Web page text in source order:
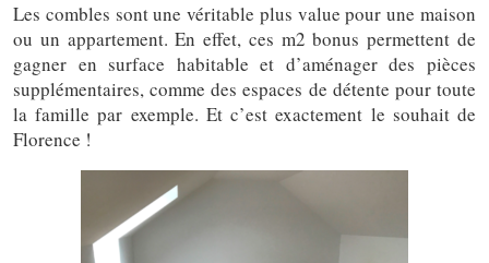
Les combles sont une véritable plus value pour une maison
ou un appartement. En effet, ces m2 bonus permettent de
gagner en surface habitable et d’aménager des pièces
supplémentaires, comme des espaces de détente pour toute
la famille par exemple. Et c’est exactement le souhait de
Florence !